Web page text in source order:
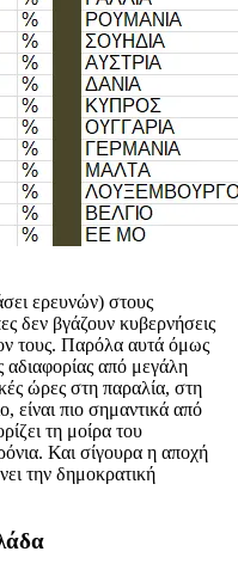
ερευνών) στους
δεν βγάζουν κυβερνήσεις
τους. Παρόλα αυτά όμως
αδιαφορίας από μεγάλη
ώρες στη παραλία, στη
είναι πιο σημαντικά από
τη μοίρα του
Και σίγουρα η αποχή
την δημοκρατική